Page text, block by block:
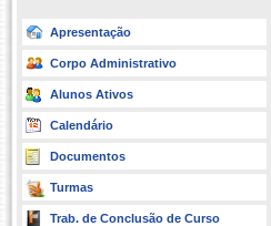
Apresentação
Corpo Administrativo
Alunos Ativos
Calendário
Documentos
Turmas
Trab. de Conclusão de Curso